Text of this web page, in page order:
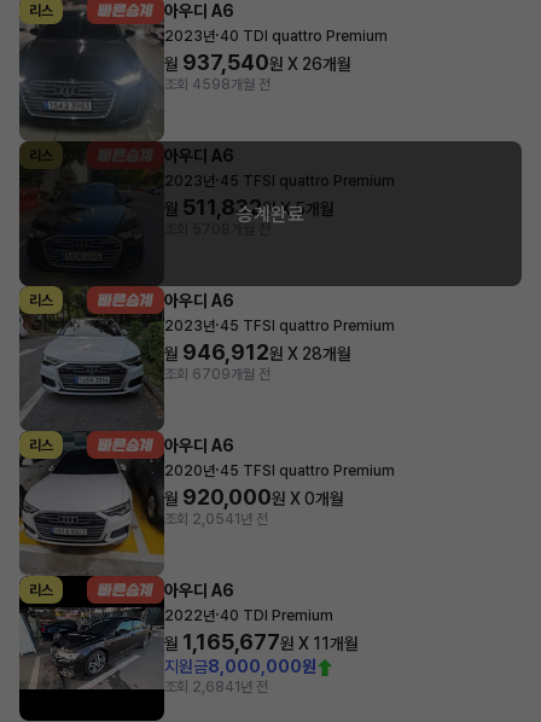
리스 아우디 A6
2023년·40 TDI quattro Premium
월 937,540원 X 26개월
조회 4598개월 전
리스 아우디 A6
2023년· 45 TFSI quattro Premium
월 511,832원 X5개월
승계완료
리스 아우디 A6
2023년·45 TFSI quattro Premium
월 946,912원 X 28개월
조회 6709개월 전
리스 아우디 A6
2020년·45 TFSI quattro Premium
월 920,000원 X0개월
조회 2,0541년 전
리스 아우디 A6
2022년·40 TDI Premium
월 1,165,677원 X 11개월
지원금8,000,000원
조회 2,6841년 전